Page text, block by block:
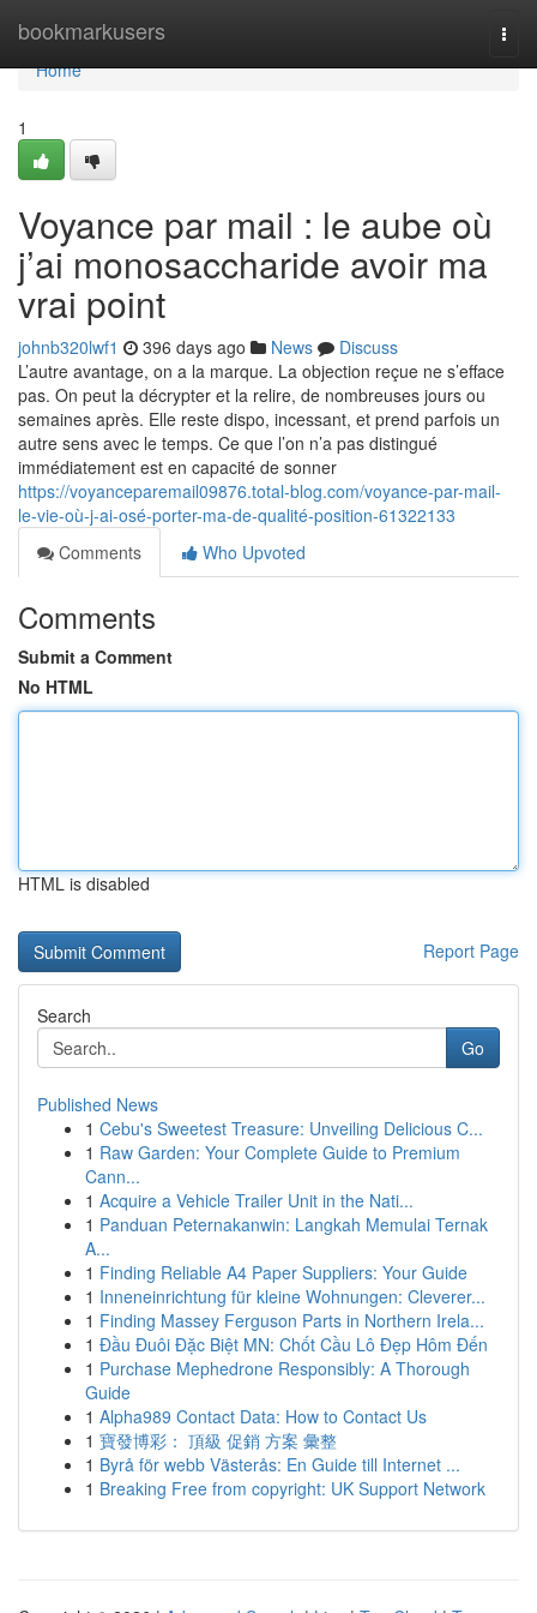
bookmarkusers
Home
Home
1
Voyance par mail : le aube où
j’ai monosaccharide avoir ma
vrai point
johnb320lwf1 396 days ago News
Discuss
L’autre avantage, on a la marque. La objection reçue ne s’efface
pas. On peut la décrypter et la relire, de nombreuses jours ou
semaines après. Elle reste dispo, incessant, et prend parfois un
autre sens avec le temps. Ce que l’on n’a pas distingué
immédiatement est en capacité de sonner
https://voyanceparemail09876.total-blog.com/voyance-par-mail-
le-vie-où-j-ai-osé-porter-ma-de-qualité-position-61322133
Comments
Who Upvoted
Comments
Submit a Comment
No HTML
HTML is disabled
Report Page
Search
Go
Published News
1 Cebu's Sweetest Treasure: Unveiling Delicious C...
1 Raw Garden: Your Complete Guide to Premium
Cann...
1 Acquire a Vehicle Trailer Unit in the Nati...
1 Panduan Peternakanwin: Langkah Memulai Ternak
A...
1 Finding Reliable A4 Paper Suppliers: Your Guide
1 Inneneinrichtung für kleine Wohnungen: Cleverer...
1 Finding Massey Ferguson Parts in Northern Irela...
1 Đầu Đuôi Đặc Biệt MN: Chốt Cầu Lô Đẹp Hôm Đến
1 Purchase Mephedrone Responsibly: A Thorough
Guide
1 Alpha989 Contact Data: How to Contact Us
1 寶發博彩： 頂級 促銷 方案 彙整
1 Byrå för webb Västerås: En Guide till Internet ...
1 Breaking Free from copyright: UK Support Network